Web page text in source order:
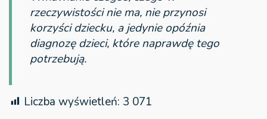
rzeczywistości nie ma, nie przynosi
korzyści dziecku, a jedynie opóźnia
diagnozę dzieci, które naprawdę tego
potrzebują.
Liczba wyświetleń: 3 071